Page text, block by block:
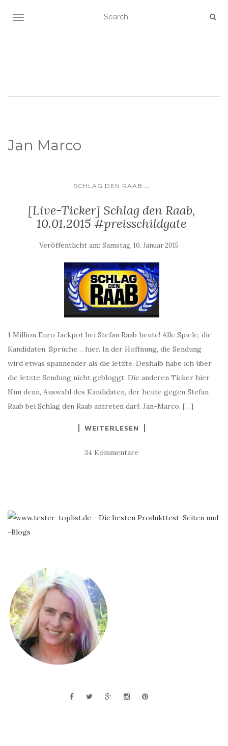
SCHALTE NAVIGATION
Jan Marco
SCHLAG DEN RAAB ...
[Live-Ticker] Schlag den Raab,
10.01.2015 #preisschildgate
Veröffentlicht am: Samstag, 10. Januar 2015
1 Million Euro Jackpot bei Stefan Raab heute! Alle Spiele, die
Kandidaten, Sprüche… hier. In der Hoffnung, die Sendung
wird etwas spannender als die letzte. Deshalb habe ich über
die letzte Sendung nicht gebloggt. Die anderen Ticker hier.
Nun denn, Auswahl des Kandidaten, der heute gegen Stefan
Raab bei Schlag den Raab antreten darf. Jan-Marco, […]
WEITERLESEN
34 Kommentare